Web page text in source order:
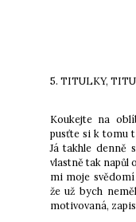
5. TITULKY,
Koukejte na
pusťte si k tomu
Já takhle denně
vlastně tak napůl
mi moje
že už bych
motivovaná,